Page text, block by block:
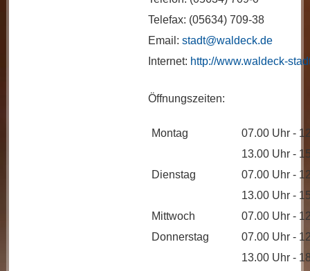
Telefax: (05634) 709-38
Email: stadt@waldeck.de
Internet: http://www.waldeck-
Öffnungszeiten:
Montag
07.00 Uhr -
13.00 Uhr -
Dienstag
07.00 Uhr -
13.00 Uhr -
Mittwoch
07.00 Uhr -
Donnerstag
07.00 Uhr -
13.00 Uhr -